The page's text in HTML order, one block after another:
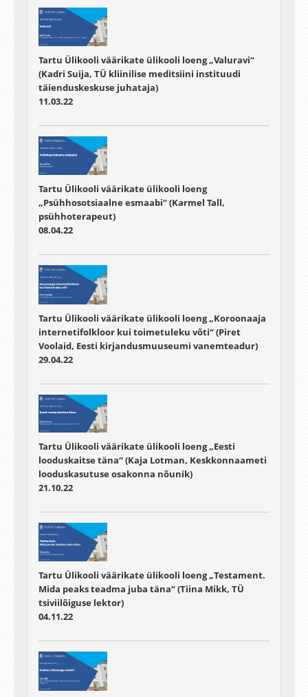
Tartu Ülikooli väärikate ülikooli loeng „Valuravi“
(Kadri Suija, TÜ kliinilise meditsiini instituudi
täienduskeskuse juhataja)
11.03.22
Tartu Ülikooli väärikate ülikooli loeng
„Psühhosotsiaalne esmaabi“ (Karmel Tall,
psühhoterapeut)
08.04.22
Tartu Ülikooli väärikate ülikooli loeng „Koroonaaja
internetifolkloor kui toimetuleku võti“ (Piret
Voolaid, Eesti kirjandusmuuseumi vanemteadur)
29.04.22
Tartu Ülikooli väärikate ülikooli loeng „Eesti
looduskaitse täna“ (Kaja Lotman, Keskkonnaameti
looduskasutuse osakonna nõunik)
21.10.22
Tartu Ülikooli väärikate ülikooli loeng „Testament.
Mida peaks teadma juba täna“ (Tiina Mikk, TÜ
tsiviilõiguse lektor)
04.11.22